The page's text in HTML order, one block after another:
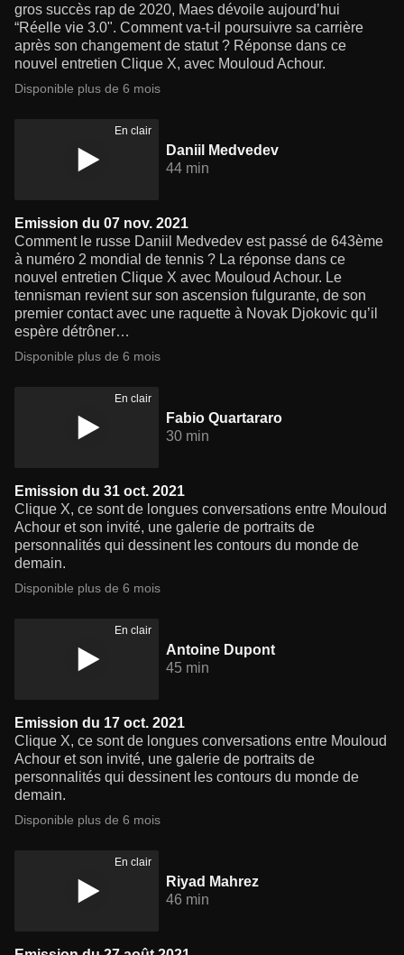
gros succès rap de 2020, Maes dévoile aujourd’hui
“Réelle vie 3.0". Comment va-t-il poursuivre sa carrière
après son changement de statut ? Réponse dans ce
nouvel entretien Clique X, avec Mouloud Achour.
Disponible plus de 6 mois
En clair
Daniil Medvedev
44 min
Emission du 07 nov. 2021
Comment le russe Daniil Medvedev est passé de 643ème
à numéro 2 mondial de tennis ? La réponse dans ce
nouvel entretien Clique X avec Mouloud Achour. Le
tennisman revient sur son ascension fulgurante, de son
premier contact avec une raquette à Novak Djokovic qu’il
espère détrôner…
Disponible plus de 6 mois
En clair
Fabio Quartararo
30 min
Emission du 31 oct. 2021
Clique X, ce sont de longues conversations entre Mouloud
Achour et son invité, une galerie de portraits de
personnalités qui dessinent les contours du monde de
demain.
Disponible plus de 6 mois
En clair
Antoine Dupont
45 min
Emission du 17 oct. 2021
Clique X, ce sont de longues conversations entre Mouloud
Achour et son invité, une galerie de portraits de
personnalités qui dessinent les contours du monde de
demain.
Disponible plus de 6 mois
En clair
Riyad Mahrez
46 min